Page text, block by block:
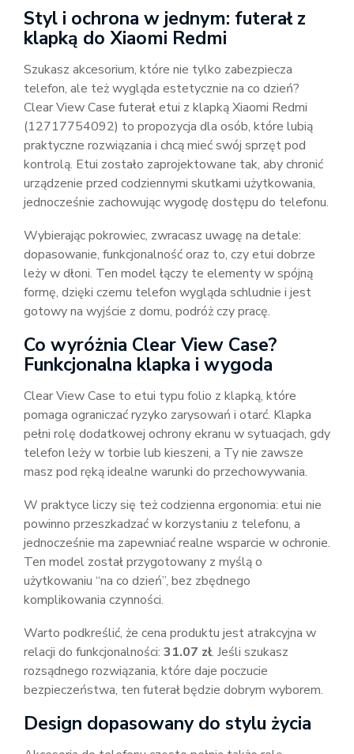
Styl i ochrona w jednym: futerał z
klapką do Xiaomi Redmi
Szukasz akcesorium, które nie tylko zabezpiecza
telefon, ale też wygląda estetycznie na co dzień?
Clear View Case futerał etui z klapką Xiaomi Redmi
(12717754092) to propozycja dla osób, które lubią
praktyczne rozwiązania i chcą mieć swój sprzęt pod
kontrolą. Etui zostało zaprojektowane tak, aby chronić
urządzenie przed codziennymi skutkami użytkowania,
jednocześnie zachowując wygodę dostępu do telefonu.
Wybierając pokrowiec, zwracasz uwagę na detale:
dopasowanie, funkcjonalność oraz to, czy etui dobrze
leży w dłoni. Ten model łączy te elementy w spójną
formę, dzięki czemu telefon wygląda schludnie i jest
gotowy na wyjście z domu, podróż czy pracę.
Co wyróżnia Clear View Case?
Funkcjonalna klapka i wygoda
Clear View Case to etui typu folio z klapką, które
pomaga ograniczać ryzyko zarysowań i otarć. Klapka
pełni rolę dodatkowej ochrony ekranu w sytuacjach, gdy
telefon leży w torbie lub kieszeni, a Ty nie zawsze
masz pod ręką idealne warunki do przechowywania.
W praktyce liczy się też codzienna ergonomia: etui nie
powinno przeszkadzać w korzystaniu z telefonu, a
jednocześnie ma zapewniać realne wsparcie w ochronie.
Ten model został przygotowany z myślą o
użytkowaniu “na co dzień”, bez zbędnego
komplikowania czynności.
Warto podkreślić, że cena produktu jest atrakcyjna w
relacji do funkcjonalności: 31.07 zł. Jeśli szukasz
rozsądnego rozwiązania, które daje poczucie
bezpieczeństwa, ten futerał będzie dobrym wyborem.
Design dopasowany do stylu życia